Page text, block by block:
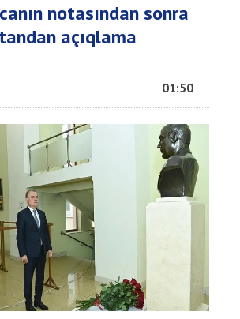
notasından sonra
açıqlama
01:50